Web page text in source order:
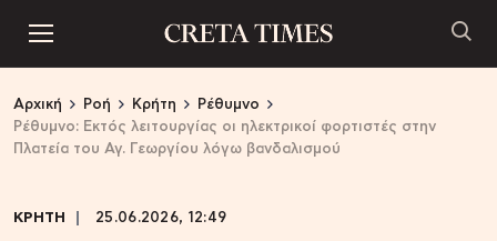
Αρχική Ροή Κρήτη
Ρέθυμνο
Ρέθυμνο: Εκτός λειτουργίας οι ηλεκτρικοί φορτιστές στην
Πλατεία του Αγ. Γεωργίου λόγω βανδαλισμού
ΚΡΗΤΗ 25.06.2026, 12:49